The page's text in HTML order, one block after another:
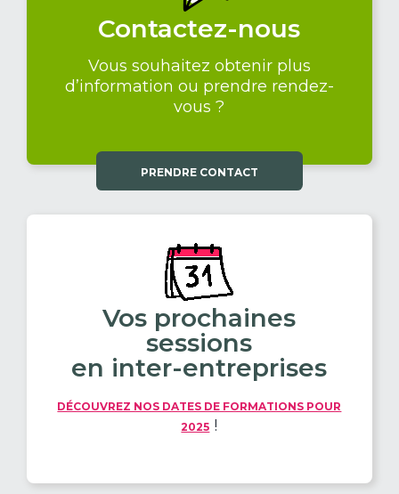
Contactez-nous
Vous souhaitez obtenir plus
d’information ou prendre rendez-
vous ?
PRENDRE CONTACT
Vos prochaines
sessions
en inter-entreprises
DÉCOUVREZ NOS DATES DE FORMATIONS POUR
2025 !